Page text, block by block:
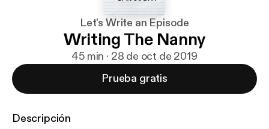
Let's Write an Episode
Writing The Nanny
45 min · 28 de oct de 2019
Prueba gratis
Descripción